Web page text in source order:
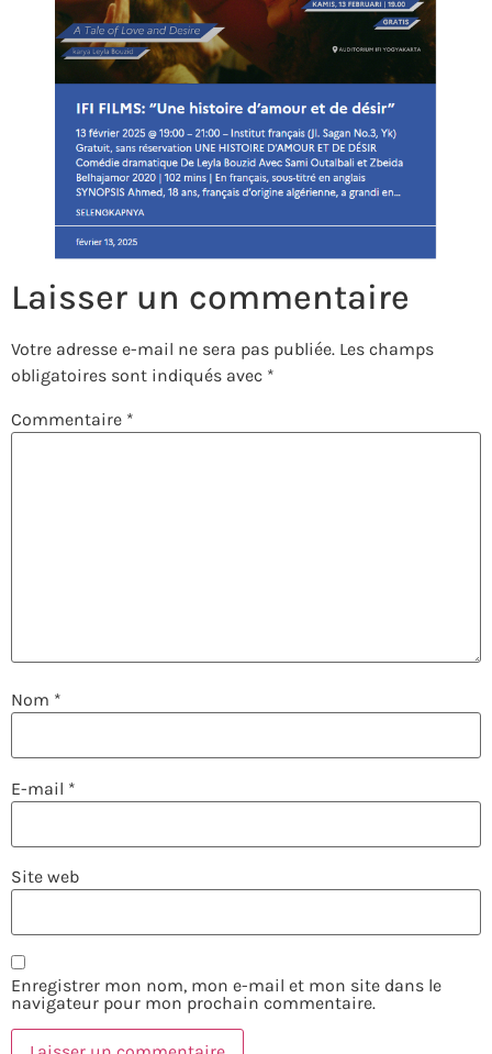
Laisser un commentaire
Votre adresse e-mail ne sera pas publiée. Les champs
obligatoires sont indiqués avec *
Commentaire *
Nom *
E-mail *
Site web
Enregistrer mon nom, mon e-mail et mon site dans le
navigateur pour mon prochain commentaire.